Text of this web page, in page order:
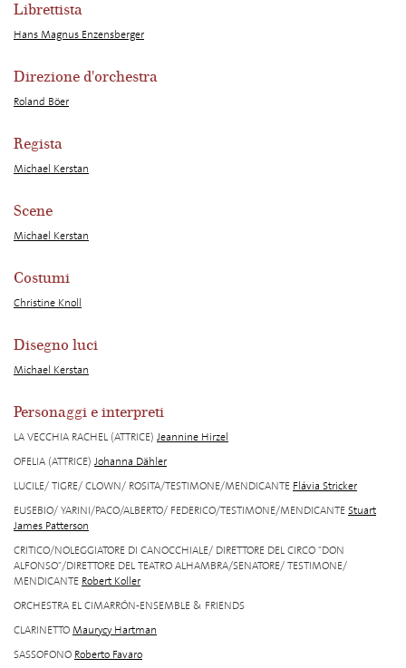
Librettista
Hans Magnus Enzensberger
Direzione d'orchestra
Roland Böer
Regista
Michael Kerstan
Scene
Michael Kerstan
Costumi
Christine Knoll
Disegno luci
Michael Kerstan
Personaggi e interpreti
LA VECCHIA RACHEL (ATTRICE) Jeannine Hirzel
OFELIA (ATTRICE) Johanna Dähler
LUCILE/ TIGRE/ CLOWN/ ROSITA/TESTIMONE/MENDICANTE Flávia Stricker
EUSEBIO/ YARINI/PACO/ALBERTO/ FEDERICO/TESTIMONE/MENDICANTEStuart
James Patterson
CRITICO/NOLEGGIATORE DI CANOCCHIALE/ DIRETTORE DEL CIRCO "DON
ALFONSO"/DIRETTORE DEL TEATRO ALHAMBRA/SENATORE/ TESTIMONE/
MENDICANTE Robert Koller
ORCHESTRA EL CIMARRÓN-ENSEMBLE & FRIENDS
CLARINETTOMaurycy Hartman
SASSOFONO Roberto Favaro